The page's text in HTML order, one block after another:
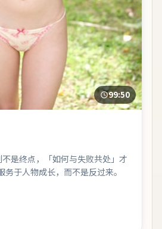
99:50
是终点，「如何与失败共处」才
于人物成长，而不是反过来。